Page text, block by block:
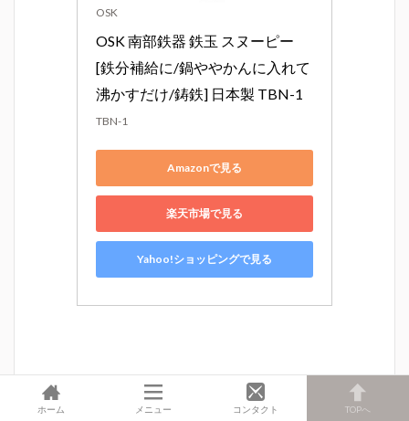
OSK
OSK 南部鉄器 鉄玉 スヌーピー
[鉄分補給に/鍋ややかんに入れて
沸かすだけ/鋳鉄] 日本製 TBN-1
TBN-1
Amazonで見る
楽天市場で見る
Yahoo!ショッピングで見る
ホーム メニュー コンタクト TOPへ